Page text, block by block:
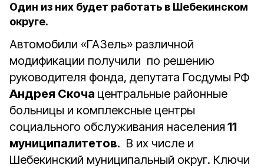
Один из них будет работать в Шебекинском
округе.
Автомобили «ГАЗель» различной
модификации получили по решению
руководителя фонда, депутата Госдумы РФ
Андрея Скоча центральные районные
больницы и комплексные центры
социального обслуживания населения 11
муниципалитетов. В их числе и
Шебекинский муниципальный округ. Ключи